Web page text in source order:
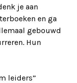
je aan
en ga
gebouwd
Hun
leiders”